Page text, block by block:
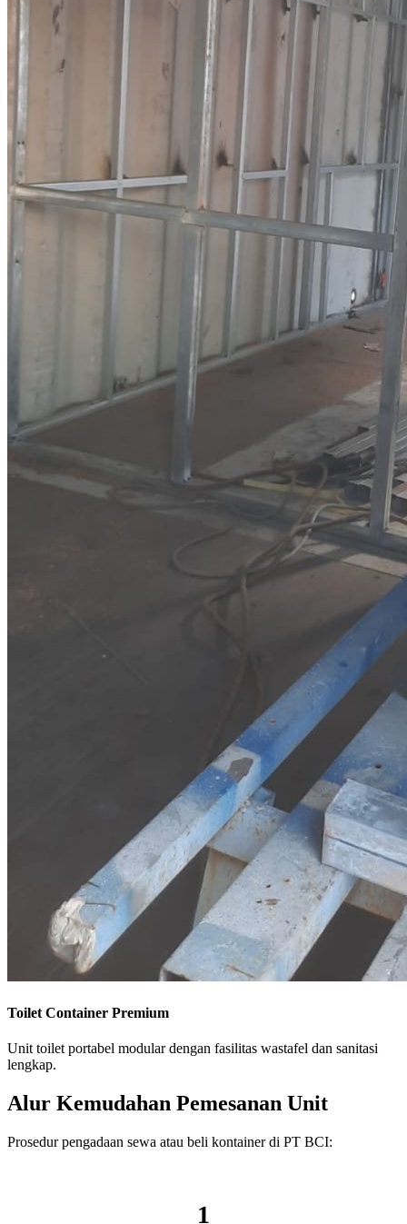
Toilet Container Premium
Unit toilet portabel modular dengan fasilitas wastafel dan sanitasi
lengkap.
Alur Kemudahan Pemesanan Unit
Prosedur pengadaan sewa atau beli kontainer di PT BCI:
1